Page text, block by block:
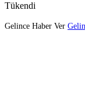
Tükendi
Gelince Haber Ver